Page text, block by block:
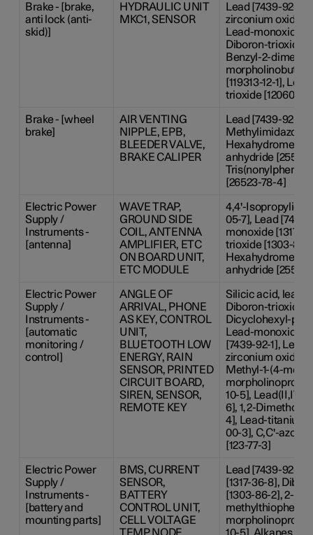
Brake - [brake,
anti lock (anti-
skid)]
HYDRAULIC UNIT
MKC1, SENSOR
Lead [7439-92-1],
zirconium oxide
Lead-monoxide
Diboron-trioxide
Benzyl-2-
[119313-12-1],
trioxide [12060-
Brake - [wheel
brake]
AIR VENTING
NIPPLE, EPB,
BLEEDER VALVE,
BRAKE CALIPER
Lead [7439-92-1],
Methylimidazole
anhydride
[26523-78-4]
Electric Power
Supply /
Instruments -
[antenna]
WAVE TRAP,
GROUND SIDE
COIL, ANTENNA
AMPLIFIER, ETC
ON BOARD UNIT,
ETC MODULE
4,4'-
05-7], Lead [7439-
monoxide [1317-
trioxide [1303-86-
anhydride
Electric Power
Supply /
Instruments -
[automatic
monitoring /
control]
ANGLE OF
ARRIVAL, PHONE
AS KEY, CONTROL
UNIT,
BLUETOOTH LOW
ENERGY, RAIN
SENSOR, PRINTED
CIRCUIT BOARD,
SIREN, SENSOR,
REMOTE KEY
Silicic acid, lead
Diboron-trioxide
Dicyclohexyl-
Lead-monoxide
[7439-92-1], Lead
zirconium oxide
Methyl-1-(4-
10-5], Lead(II,IV)-
6], 1,2-
4], Lead-
00-3], C,C'-
[123-77-3]
Electric Power
Supply /
Instruments -
[battery and
mounting parts]
BMS, CURRENT
SENSOR,
BATTERY
CONTROL UNIT,
CELL VOLTAGE
TEMP NODE,
Lead [7439-92-
[1317-36-8],
[1303-86-2], 2-
10-5], Alkanes,